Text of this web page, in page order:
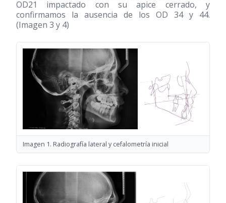
OD21 impactado con su apice cerrado, y
confirmamos la ausencia de los OD 34 y 44.
(Imagen 3 y 4)
Imagen 1. Radiografía lateral y cefalometría inicial